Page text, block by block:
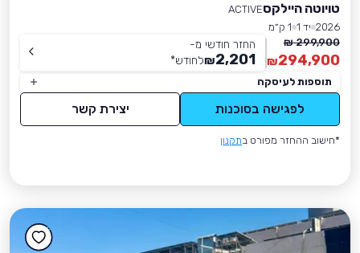
טויוטה היילקסACTIVE
2026 יד 1
1 ק״מ
299,900 ₪
294,900
₪
החזר חודשי מ-
2,201
₪לחודש*
תוספות לעיסקה
לפגישה בסוכנות יצירת קשר
*חישוב ההחזר מפורט בתקנון